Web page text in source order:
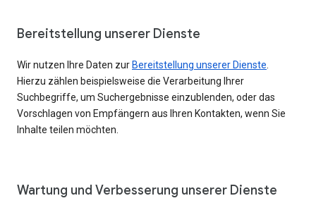
Bereitstellung unserer Dienste
Wir nutzen Ihre Daten zur Bereitstellung unserer Dienste
Hierzu zählen beispielsweise die Verarbeitung Ihrer
Suchbegriffe, um Suchergebnisse einzublenden, oder das
Vorschlagen von Empfängern aus Ihren Kontakten, wenn Sie
Inhalte teilen möchten.
Wartung und Verbesserung unserer Dienste